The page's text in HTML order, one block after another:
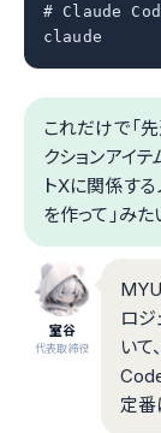
# Claude
claude
これだけで「
クションアイテ
トXに関係す
を作って」み
室谷
代表取締役
ロ
いて
定番